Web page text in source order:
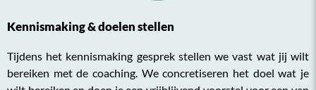
Kennismaking & doelen stellen
Tijdens het kennismaking gesprek stellen we vast wat jij wilt
bereiken met de coaching. We concretiseren het doel wat je